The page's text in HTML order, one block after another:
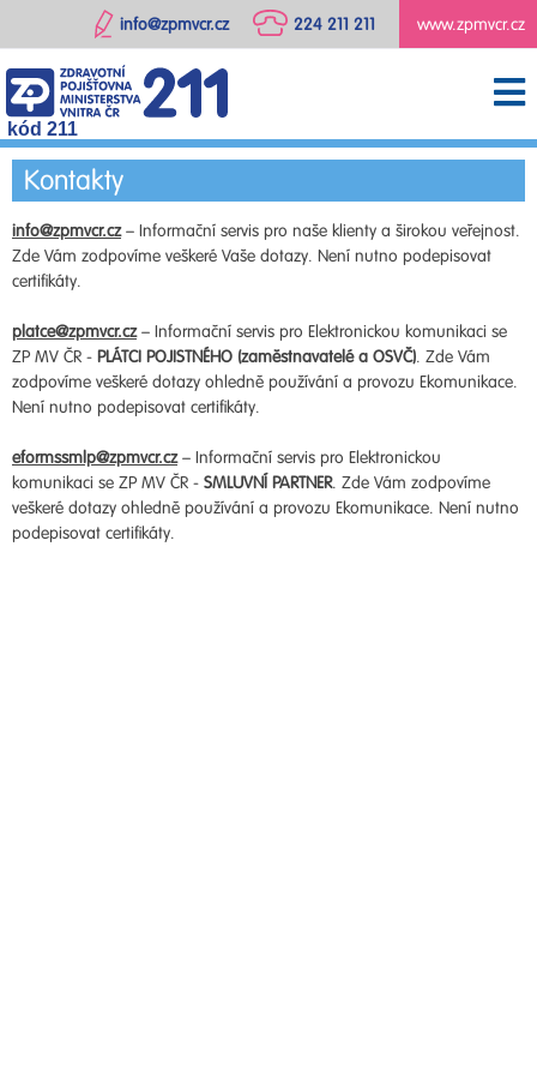
www.zpmvcr.cz
224 211 211
info@zpmvcr.cz
kód 211
Kontakty
info@zpmvcr.cz– Informační servis pro naše klienty a širokou veřejnost.
Zde Vám zodpovíme veškeré Vaše dotazy. Není nutno podepisovat
certifikáty.
platce@zpmvcr.cz– Informační servis pro Elektronickou komunikaci se
ZP MV ČR - PLÁTCI POJISTNÉHO (zaměstnavatelé a OSVČ). Zde Vám
zodpovíme veškeré dotazy ohledně používání a provozu Ekomunikace.
Není nutno podepisovat certifikáty.
eformssmlp@zpmvcr.cz– Informační servis pro Elektronickou
komunikaci se ZP MV ČR - SMLUVNÍ PARTNER. Zde Vám zodpovíme
veškeré dotazy ohledně používání a provozu Ekomunikace. Není nutno
podepisovat certifikáty.